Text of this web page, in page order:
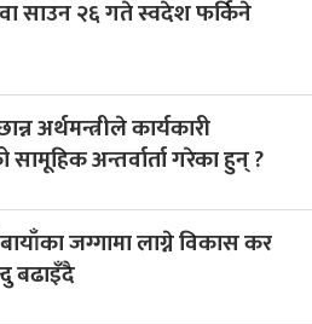
साउन २६ गते स्वदेश फर्किने
अर्थमन्त्रीले कार्यकारी
अन्तर्वार्ता गरेका हुन् ?
जग्गामा लाग्ने विकास कर
बढाइँदै